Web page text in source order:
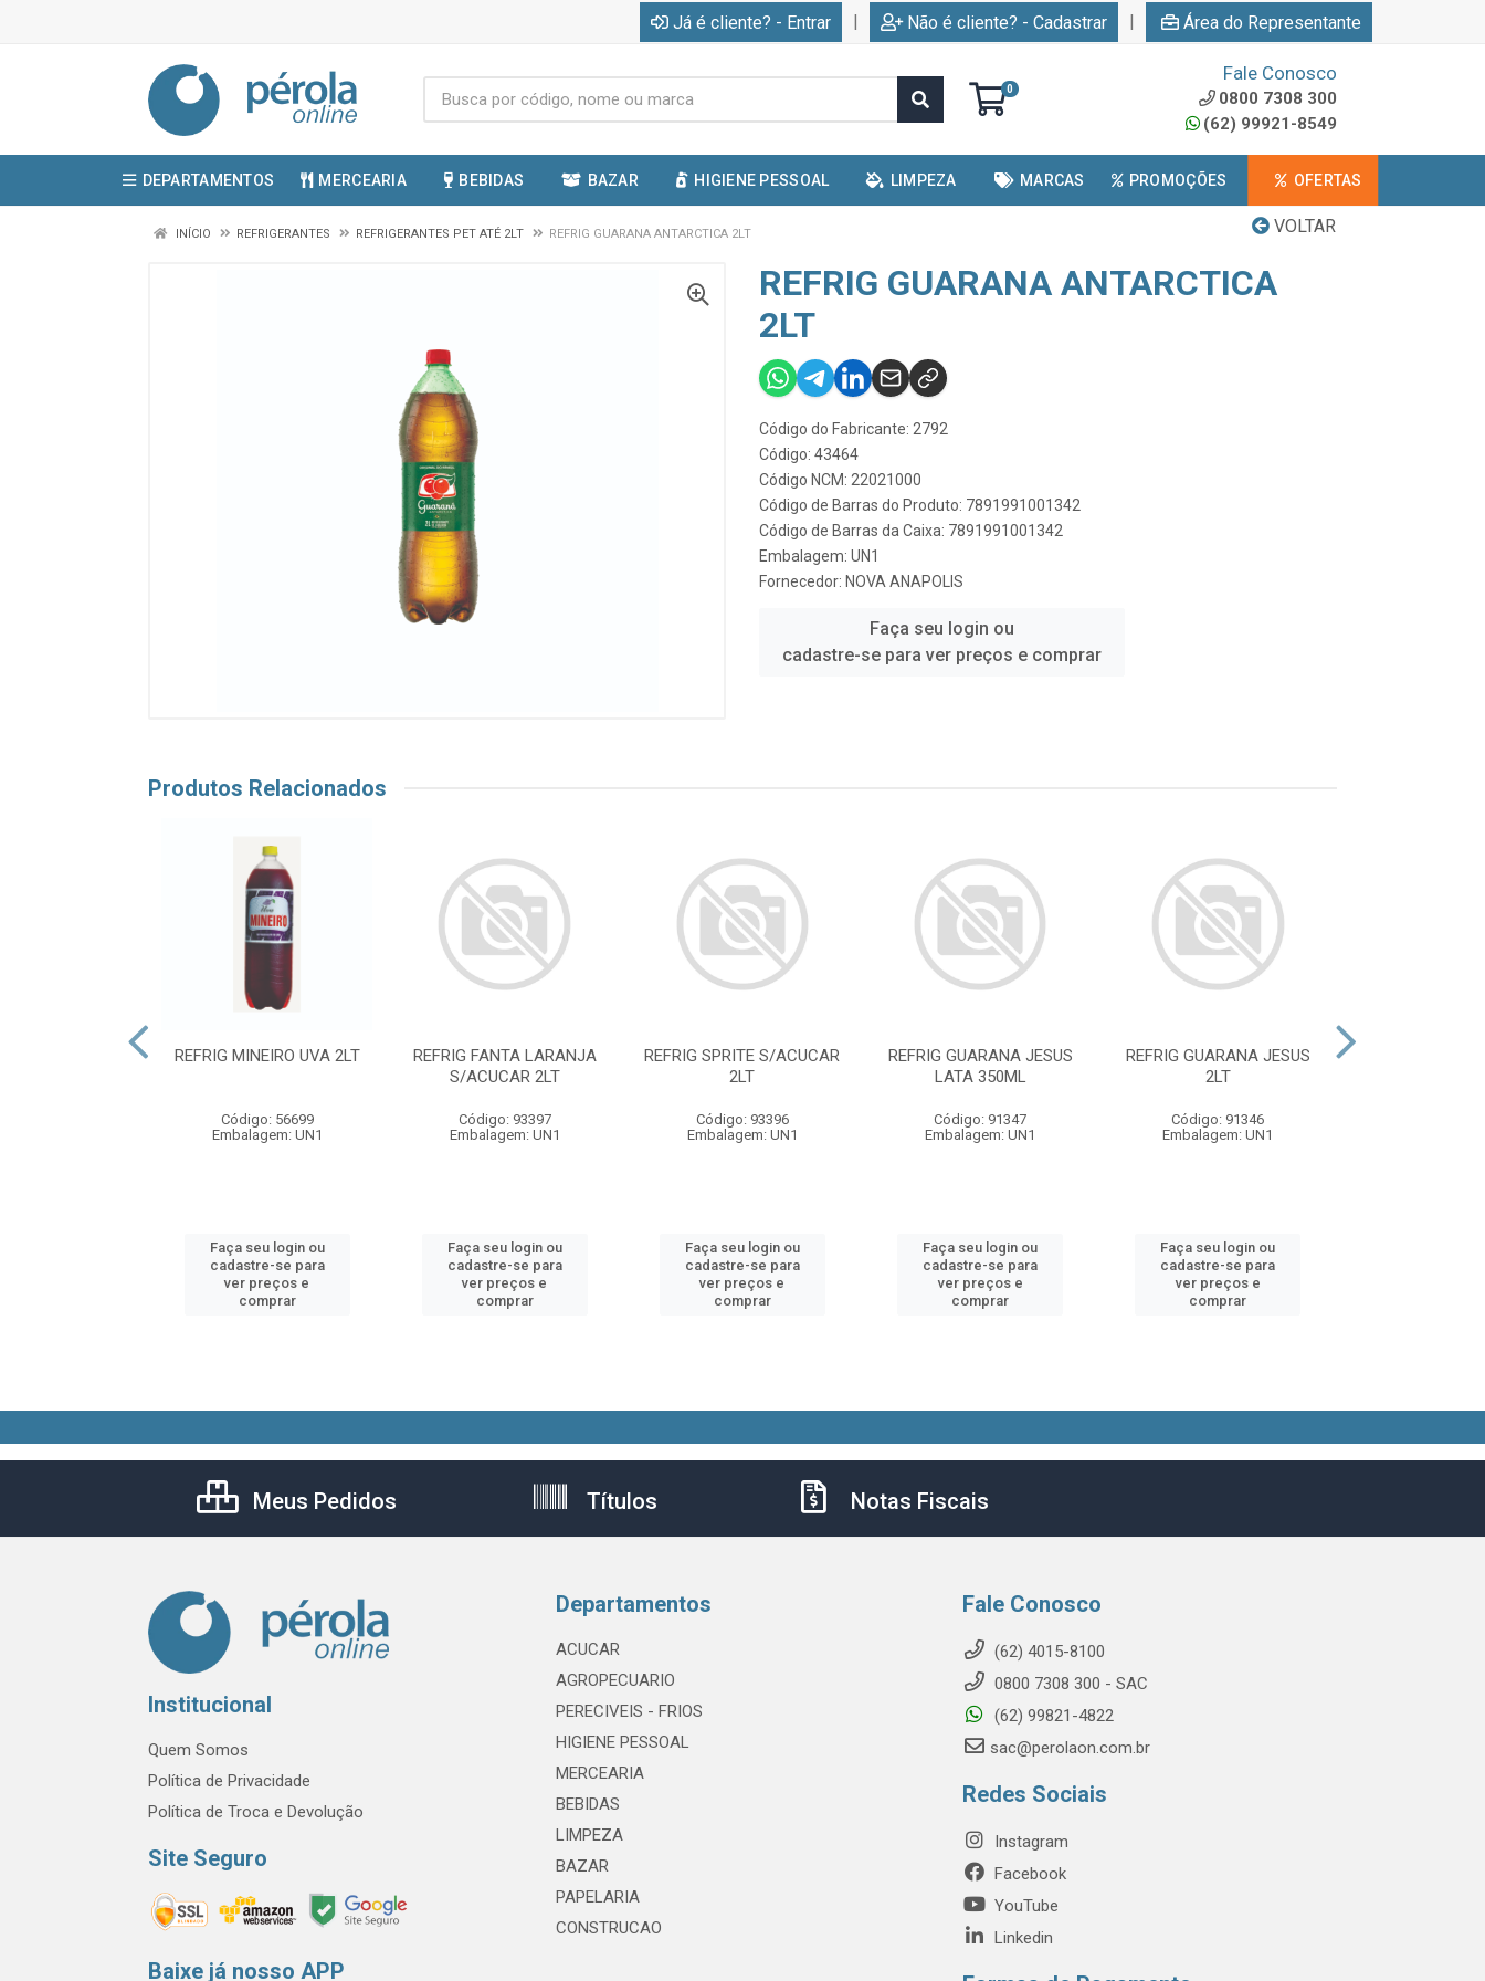
Já é cliente? - Entrar | Não é cliente? - Cadastrar | Área do Representante
0
Fale Conosco
0800 7308 300
(62) 99921-8549
DEPARTAMENTOS MERCEARIA BEBIDAS BAZAR HIGIENE PESSOAL LIMPEZA MARCAS PROMOÇÕES OFERTAS
VOLTAR
INÍCIO REFRIGERANTES REFRIGERANTES PET ATÉ 2LT REFRIG GUARANA ANTARCTICA 2LT
REFRIG GUARANA ANTARCTICA
2LT
Código do Fabricante: 2792
Código: 43464
Código NCM: 22021000
Código de Barras do Produto: 7891991001342
Código de Barras da Caixa: 7891991001342
Embalagem: UN1
Fornecedor: NOVA ANAPOLIS
Faça seu login ou
cadastre-se para ver preços e comprar
Produtos Relacionados
REFRIG MINEIRO UVA 2LT
Código: 56699
Embalagem: UN1
Faça seu login ou
cadastre-se para
ver preços e
comprar
REFRIG FANTA LARANJA
S/ACUCAR 2LT
Código: 93397
Embalagem: UN1
Faça seu login ou
cadastre-se para
ver preços e
comprar
REFRIG SPRITE S/ACUCAR
2LT
Código: 93396
Embalagem: UN1
Faça seu login ou
cadastre-se para
ver preços e
comprar
REFRIG GUARANA JESUS
LATA 350ML
Código: 91347
Embalagem: UN1
Faça seu login ou
cadastre-se para
ver preços e
comprar
REFRIG GUARANA JESUS
2LT
Código: 91346
Embalagem: UN1
Faça seu login ou
cadastre-se para
ver preços e
comprar
Meus Pedidos Títulos Notas Fiscais
Institucional
Quem Somos
Política de Privacidade
Política de Troca e Devolução
Site Seguro
Baixe já nosso APP
Departamentos
ACUCAR
AGROPECUARIO
PERECIVEIS - FRIOS
HIGIENE PESSOAL
MERCEARIA
BEBIDAS
LIMPEZA
BAZAR
PAPELARIA
CONSTRUCAO
Fale Conosco
(62) 4015-8100
0800 7308 300 - SAC
(62) 99821-4822
sac@perolaon.com.br
Redes Sociais
Instagram
Facebook
YouTube
Linkedin